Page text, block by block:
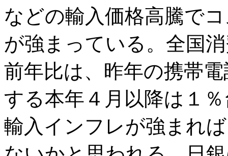
などの輸入価格高騰で
が強まっている。全国
前年比は、昨年の携帯
する本年４月以降は１
輸入インフレが強まれ